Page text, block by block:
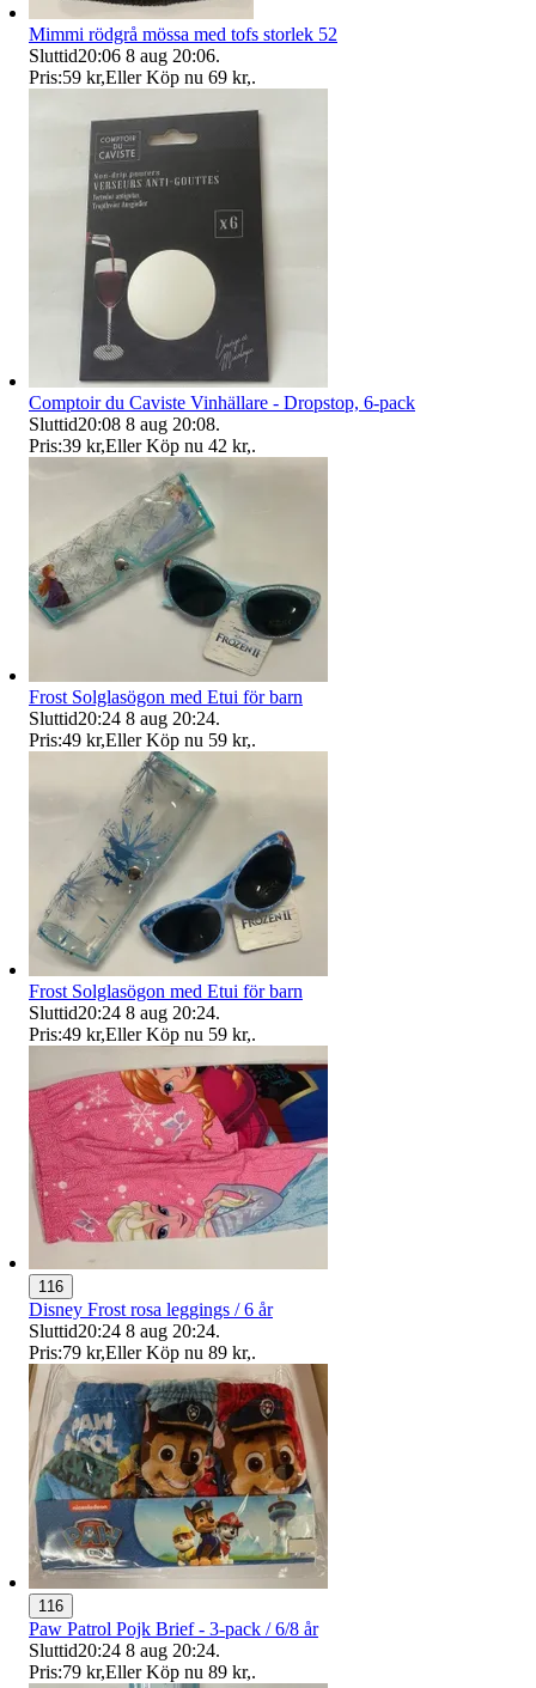
Mimmi rödgrå mössa med tofs storlek 52
Sluttid20:06 8 aug 20:06.
Pris:59 kr,Eller Köp nu 69 kr,.
Comptoir du Caviste Vinhällare - Dropstop, 6-pack
Sluttid20:08 8 aug 20:08.
Pris:39 kr,Eller Köp nu 42 kr,.
Frost Solglasögon med Etui för barn
Sluttid20:24 8 aug 20:24.
Pris:49 kr,Eller Köp nu 59 kr,.
Frost Solglasögon med Etui för barn
Sluttid20:24 8 aug 20:24.
Pris:49 kr,Eller Köp nu 59 kr,.
116
Disney Frost rosa leggings / 6 år
Sluttid20:24 8 aug 20:24.
Pris:79 kr,Eller Köp nu 89 kr,.
116
Paw Patrol Pojk Brief - 3-pack / 6/8 år
Sluttid20:24 8 aug 20:24.
Pris:79 kr,Eller Köp nu 89 kr,.